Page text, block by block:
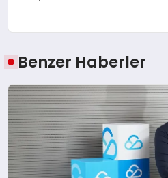
Benzer Haberler